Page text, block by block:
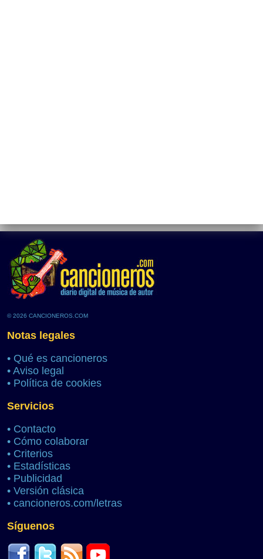
© 2026 CANCIONEROS.COM
Notas legales
• Qué es cancioneros
• Aviso legal
• Política de cookies
Servicios
• Contacto
• Cómo colaborar
• Criterios
• Estadísticas
• Publicidad
• Versión clásica
• cancioneros.com/letras
Síguenos